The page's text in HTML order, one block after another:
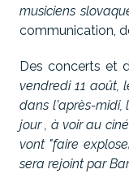
musiciens
communication,
Des concerts et
vendredi 11 août,
dans l'après-midi,
jour , à voir au
vont "faire
sera rejoint par